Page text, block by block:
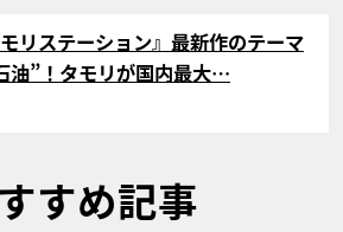
ル
モリステーション』最新作のテーマ
油”！タモリが国内最大…
すめ記事